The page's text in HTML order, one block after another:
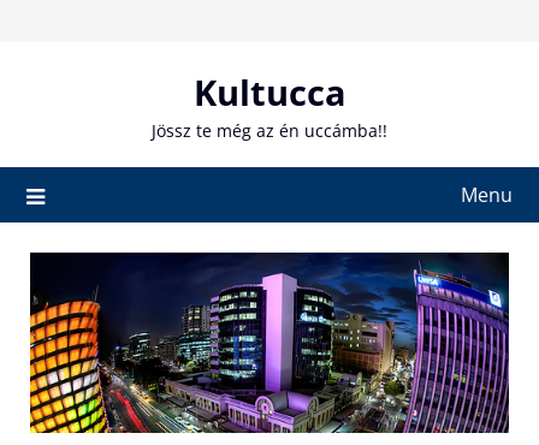
Kultucca
Jössz te még az én uccámba!!
Menu